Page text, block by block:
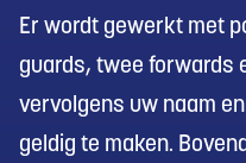
Er wordt gewerkt met
guards, twee forwards
vervolgens uw naam
geldig te maken.